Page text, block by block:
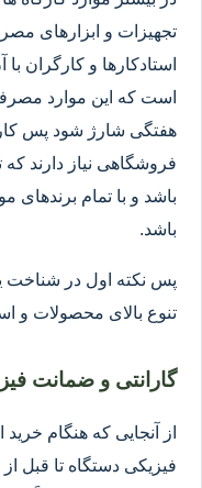
تجهیزات و ابزارهای
استادکارها و کارگران
است که این موارد
هفتگی شارژ شود پس
فروشگاهی نیاز دارند
باشد و با تمام برندهای
باشد.
پس نکته اول در شناخت
تنوع بالای محصولات و
گارانتی و ضمانت
از آنجایی که هنگام
فیزیکی دستگاه تا